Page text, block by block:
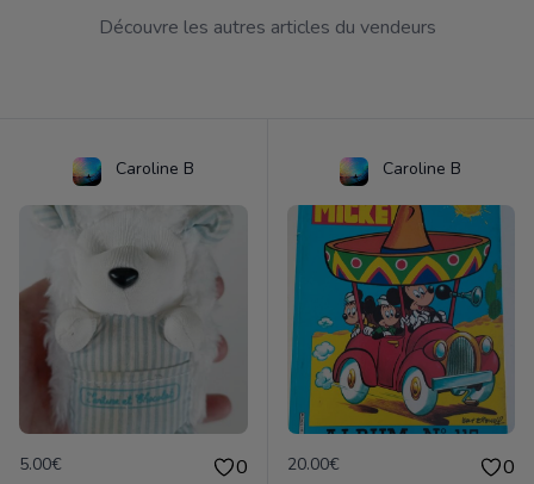
Découvre les autres articles du vendeurs
Caroline B
5.00€ 0
Caroline B
20.00€ 0